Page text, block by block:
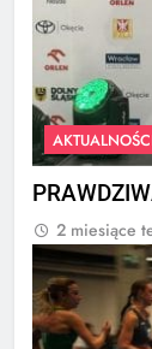
2 miesiące